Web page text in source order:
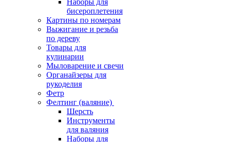
Наборы для
бисероплетения
Картины по номерам
Выжигание и резьба
по дереву
Товары для
кулинарии
Мыловарение и свечи
Органайзеры для
рукоделия
Фетр
Фелтинг (валяние)
Шерсть
Инструменты
для валяния
Наборы для